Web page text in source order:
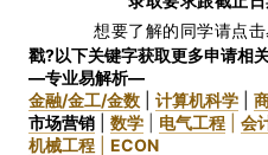
想要了解的同学请点击
戳?以下关键字获取更多申请相
—专业易解析—
金融/金工/金数
计算机科学
市场营销
数学 电气工程
会
机械工程
ECON